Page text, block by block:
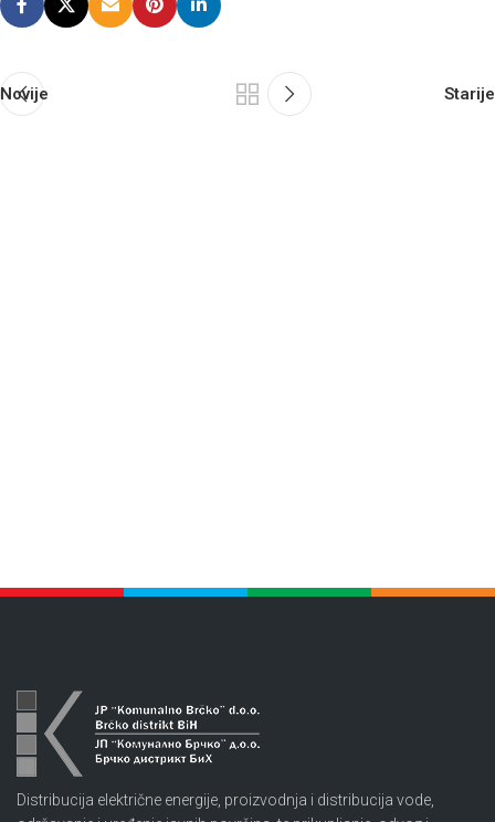
Novije Starije
Distribucija električne energije, proizvodnja i distribucija vode,